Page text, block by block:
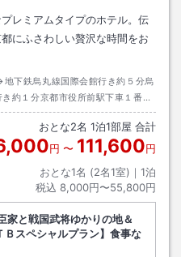
レミアムタイプのホテル。伝
にふさわしい贅沢な時間をお
地下鉄烏丸線国際会館行き約５分烏
約１分京都市役所前駅下車１番出
おとな2名 1泊1部屋 合計
円 〜 111,600円
おとな1名 (2名1室)｜ 1泊
税込 8,000円〜55,800円
家と戦国武将ゆかりの地＆
スペシャルプラン】食事な